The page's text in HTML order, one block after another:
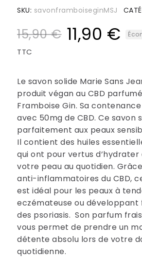
SKU savonframboiseginMSJ
15,90 € 11,90 €
TTC
Le savon solide Marie Sans
produit végan au CBD
Framboise Gin. Sa
avec 50mg de CBD. Ce savon
parfaitement aux peaux
Il contient des huiles
qui ont pour vertus
votre peau au quotidien.
anti-inflammatoires du CBD,
est idéal pour les peaux à
eczémateuse ou développant
des psoriasis. Son parfum
vous permet de prendre un
détente absolu lors de votre
quotidienne.